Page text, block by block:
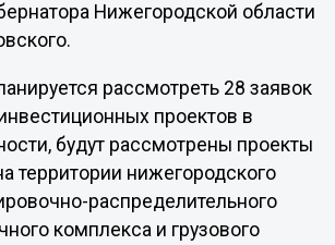
Нижегородской области
рассмотреть 28 заявок
проектов в
будут рассмотрены проекты
территории нижегородского
распределительного
комплекса и грузового